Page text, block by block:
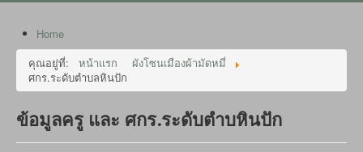
Home
คุณอยู่ที่:
หน้าแรก
ผังโซนเมืองผ้ามัดหมี่
ศกร.ระดับตำบลหินปัก
ข้อมูลครู และ ศกร.ระดับตำบหินปัก